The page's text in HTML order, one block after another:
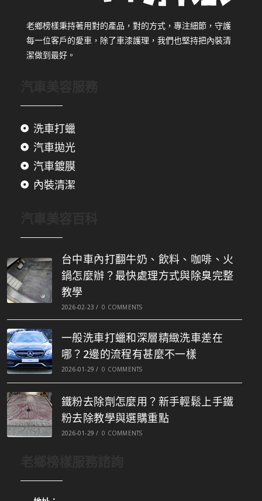
老鄉榜樣秉持著用對的產品，對的方式，專注細節，守護
每一位客戶的愛車，除了車漆護理，我們也堅持把內裝清
潔做到最好。
洗車打蠟
汽車拋光
汽車鍍膜
內裝清潔
台中車內打翻牛奶、飲料、咖啡、火
鍋怎麼辦？最快處理方式與除臭完整
教學
2026-02-23 / 0 COMMENTS
一般洗車打蠟和深層精緻洗車差在
哪？2邊的流程有甚麼不一樣
2026-01-29 / 0 COMMENTS
鐵粉去除劑怎麼用？新手輕鬆上手鐵
粉去除教學與選購重點
2026-01-29 / 0 COMMENTS